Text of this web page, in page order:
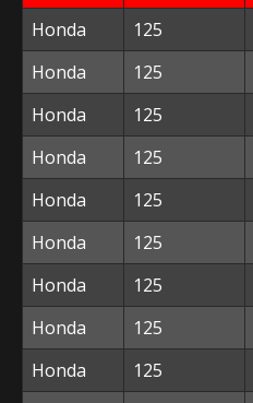
Honda
125
Honda
125
Honda
125
Honda
125
Honda
125
Honda
125
Honda
125
Honda
125
Honda
125